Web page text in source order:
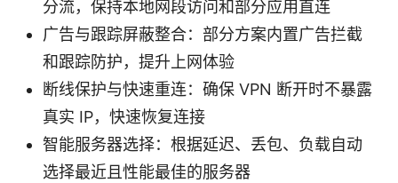
分流，保持本地网段访问和部分应用直连
广告与跟踪屏蔽整合：部分方案内置广告拦截
和跟踪防护，提升上网体验
断线保护与快速重连：确保 VPN 断开时不暴露
真实 IP，快速恢复连接
智能服务器选择：根据延迟、丢包、负载自动
选择最近且性能最佳的服务器